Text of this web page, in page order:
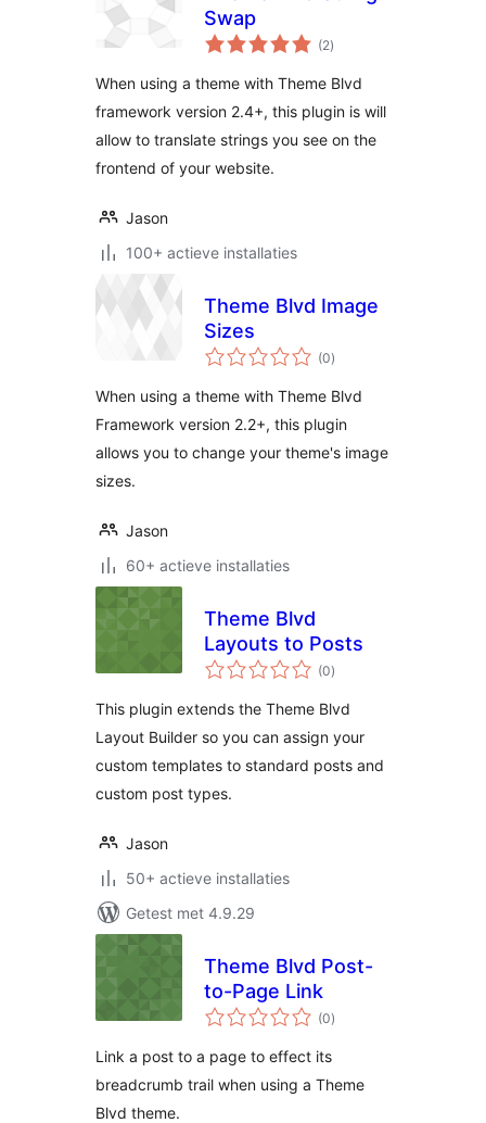
Swap
(2totaal
waarderingen
)
When using a theme with Theme Blvd
framework version 2.4+, this plugin is will
allow to translate strings you see on the
frontend of your website.
Jason
100+ actieve installaties
Theme Blvd Image
Sizes
(0totaal
waarderingen
)
When using a theme with Theme Blvd
Framework version 2.2+, this plugin
allows you to change your theme's image
sizes.
Jason
60+ actieve installaties
Theme Blvd
Layouts to Posts
(0totaal
waarderingen
)
This plugin extends the Theme Blvd
Layout Builder so you can assign your
custom templates to standard posts and
custom post types.
Jason
50+ actieve installaties
Getest met 4.9.29
Theme Blvd Post-
to-Page Link
(0totaal
waarderingen
)
Link a post to a page to effect its
breadcrumb trail when using a Theme
Blvd theme.